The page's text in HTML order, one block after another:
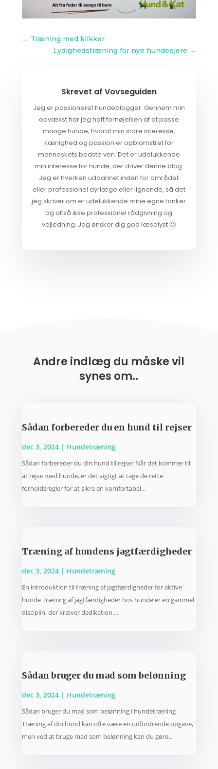
← Træning med klikker
Lydighedstræning for nye hundeejere →
Skrevet af Vovseguiden
Jeg er passioneret hundeblogger. Gennem min
opvækst har jeg haft fornøjelsen af at passe
mange hunde, hvoraf min store interesse,
kærlighed og passion er opblomstret for
menneskets bedste ven. Det er udelukkende
min interesse for hunde, der driver denne blog.
Jeg er hverken uddannet inden for området
eller professionel dyrlæge eller lignende, så det
jeg skriver om er udelukkende mine egne tanker
og altså ikke professionel rådgivning og
vejledning. Jeg ønsker dig god læselyst 🙂
Andre indlæg du måske vil
synes om..
Sådan forbereder du en hund til rejser
dec 3, 2024| Hundetræning
Sådan forbereder du din hund til rejser Når det kommer til
at rejse med hunde, er det vigtigt at tage de rette
forholdsregler for at sikre en komfortabel...
Træning af hundens jagtfærdigheder
dec 3, 2024| Hundetræning
En introduktion til træning af jagtfærdigheder for aktive
hunde Træning af jagtfærdigheder hos hunde er en gammel
disciplin, der kræver dedikation,...
Sådan bruger du mad som belønning
dec 3, 2024| Hundetræning
Sådan bruger du mad som belønning i hundetræning
Træning af din hund kan ofte være en udfordrende opgave,
men ved at bruge mad som belønning kan du gøre...